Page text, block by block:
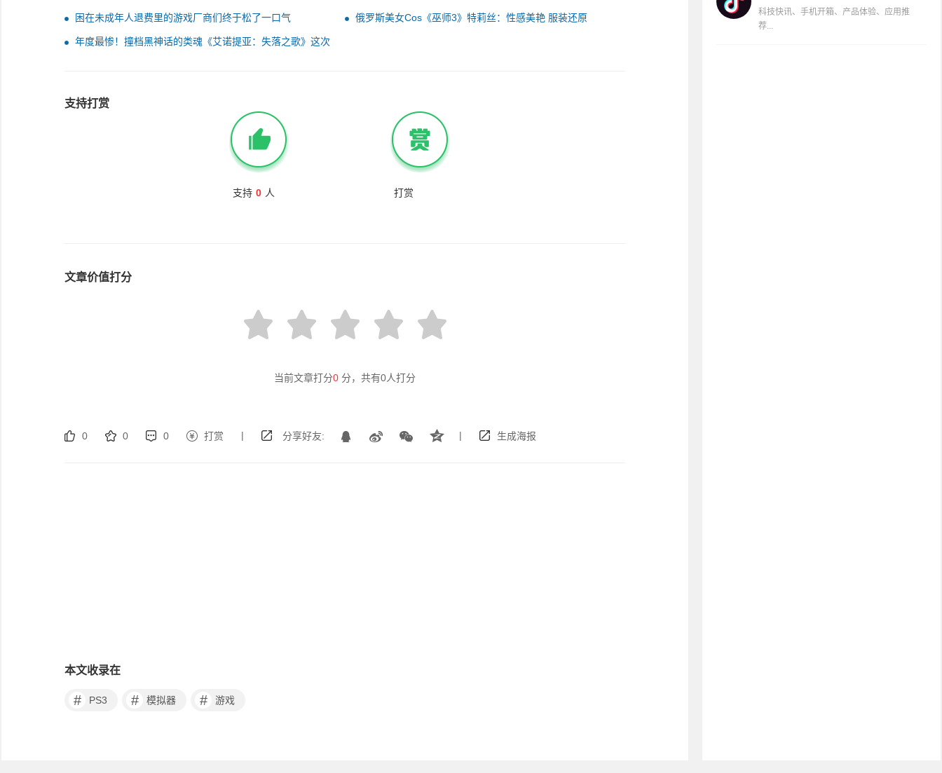
困在未成年人退费里的游戏厂商们终于松了一口气 俄罗斯美女Cos《巫师3》特莉丝：性感美艳 服装还原
年度最惨！撞档黑神话的类魂《艾诺提亚：失落之歌》这次
支持打赏
支持 0 人 打赏
文章价值打分
当前文章打分0 分，共有0人打分
0 0 0 打赏 | 分享好友: | 生成海报
本文收录在
# PS3 # 模拟器 # 游戏
科技快讯、手机开箱、产品体验、应用推
荐...